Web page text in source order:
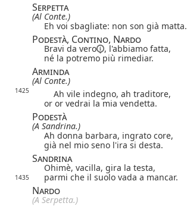
Serpetta
(Al Conte.)
Eh voi sbagliate: non son già matta.
Podestà, Contino, Nardo
Bravi da vero
, l'abbiamo fatta,
né la potremo più rimediar.
Arminda
(Al Conte.)
1425
Ah vile indegno, ah traditore,
or or vedrai la mia vendetta.
Podestà
(A Sandrina.)
Ah donna barbara, ingrato core,
già nel mio seno l'ira si desta.
Sandrina
Ohimè, vacilla, gira la testa,
1435 parmi che il suolo vada a mancar.
Nardo
(A Serpetta.)